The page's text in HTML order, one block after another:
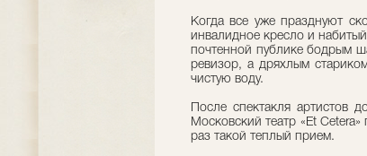
Когда все уже празднуют
инвалидное кресло и
почтенной публике бодрым
ревизор, а дряхлым
чистую воду.
После спектакля артистов
Московский театр «Et
раз такой теплый прием.